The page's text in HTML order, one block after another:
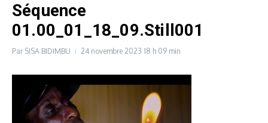
Séquence
01.00_01_18_09.Still001
Par SISA BIDIMBU 24 novembre 2023 18 h 09 min